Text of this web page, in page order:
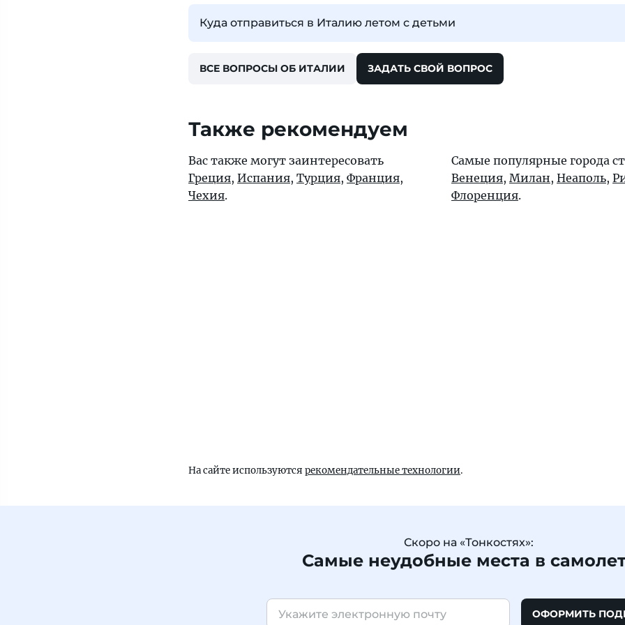
Куда отправиться в Италию летом с детьми
ВСЕ ВОПРОСЫ ОБ ИТАЛИИ ЗАДАТЬ СВОЙ ВОПРОС
Также рекомендуем
Вас также могут заинтересовать
Греция, Испания, Турция, Франция,
Чехия.
Самые популярные города
Венеция, Милан, Неаполь,
Флоренция.
На сайте используются рекомендательные технологии.
Скоро на «Тонкостях»:
Самые неудобные места в
ОФОРМИТЬ